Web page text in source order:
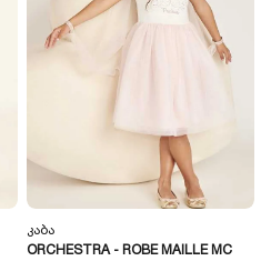
Კაბა
ORCHESTRA - ROBE MAILLE MC